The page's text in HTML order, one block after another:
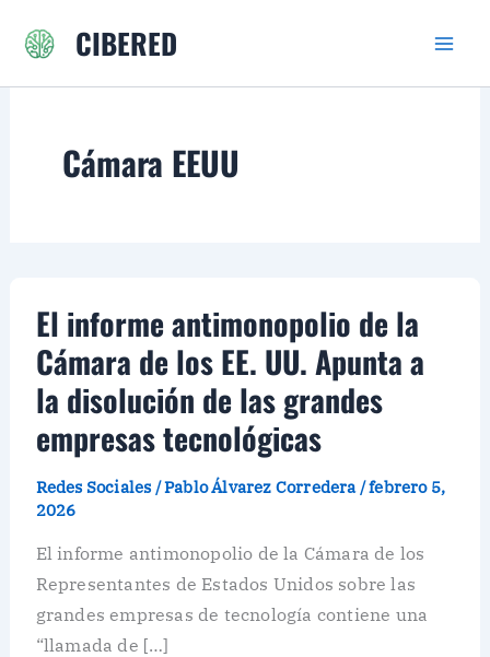
CIBERED
Cámara EEUU
El informe antimonopolio de la
Cámara de los EE. UU. Apunta a
la disolución de las grandes
empresas tecnológicas
Redes Sociales /Pablo Álvarez Corredera /febrero 5,
2026
El informe antimonopolio de la Cámara de los
Representantes de Estados Unidos sobre las
grandes empresas de tecnología contiene una
“llamada de […]